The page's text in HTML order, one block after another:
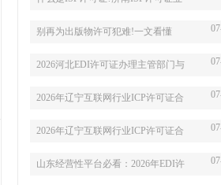
别再为出版物许可犯难!一文看懂
2026河北EDI许可证办理主管部门与
2026年辽宁互联网行业ICP许可证合
2026年辽宁互联网行业ICP许可证合
山东经营性平台必看：2026年EDI许